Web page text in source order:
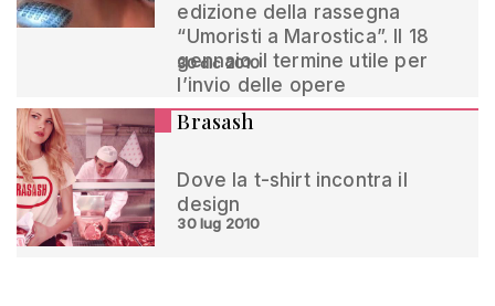
edizione della rassegna
“Umoristi a Marostica”. Il 18
gennaio il termine utile per
l’invio delle opere
30 dic 2010
Brasash
Dove la t-shirt incontra il
design
30 lug 2010